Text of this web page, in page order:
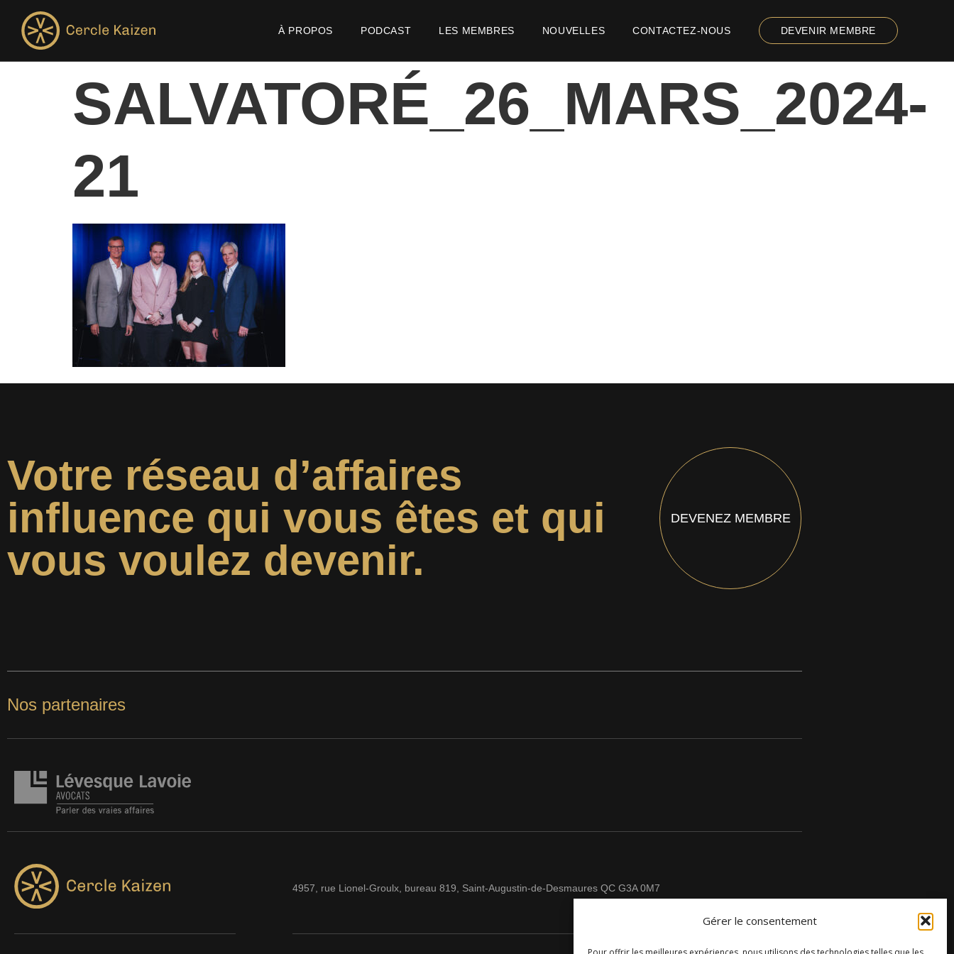
Gérer le consentement
À PROPOS PODCAST LES MEMBRES NOUVELLES CONTACTEZ-NOUS DEVENIR MEMBRE
SALVATORÉ_26_MARS_2024-
21
Votre réseau d’affaires
influence qui vous êtes et qui
vous voulez devenir.
DEVENEZ MEMBRE
Nos partenaires
4957, rue Lionel-Groulx, bureau 819, Saint-Augustin-de-Desmaures QC G3A 0M7